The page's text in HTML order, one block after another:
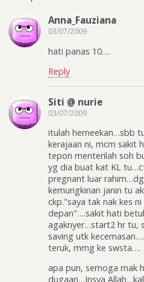
Anna_Fauziana
03/07/2009
hati panas 10….
Reply
Siti @ nurie
03/07/2009
itulah herneekan…sbb
kerajaan ni, mcm sakit
tepon menterilah soh
yg dia buat kat KL
pregnant luar
kemungkinan janin tu
ckp."saya tak nak kes
depan"….sakit hati
agaknyer…start2 hr tu,
saving utk
teruk, mmg ke swsta….
apa pun, semoga mak
dugaan…Insya